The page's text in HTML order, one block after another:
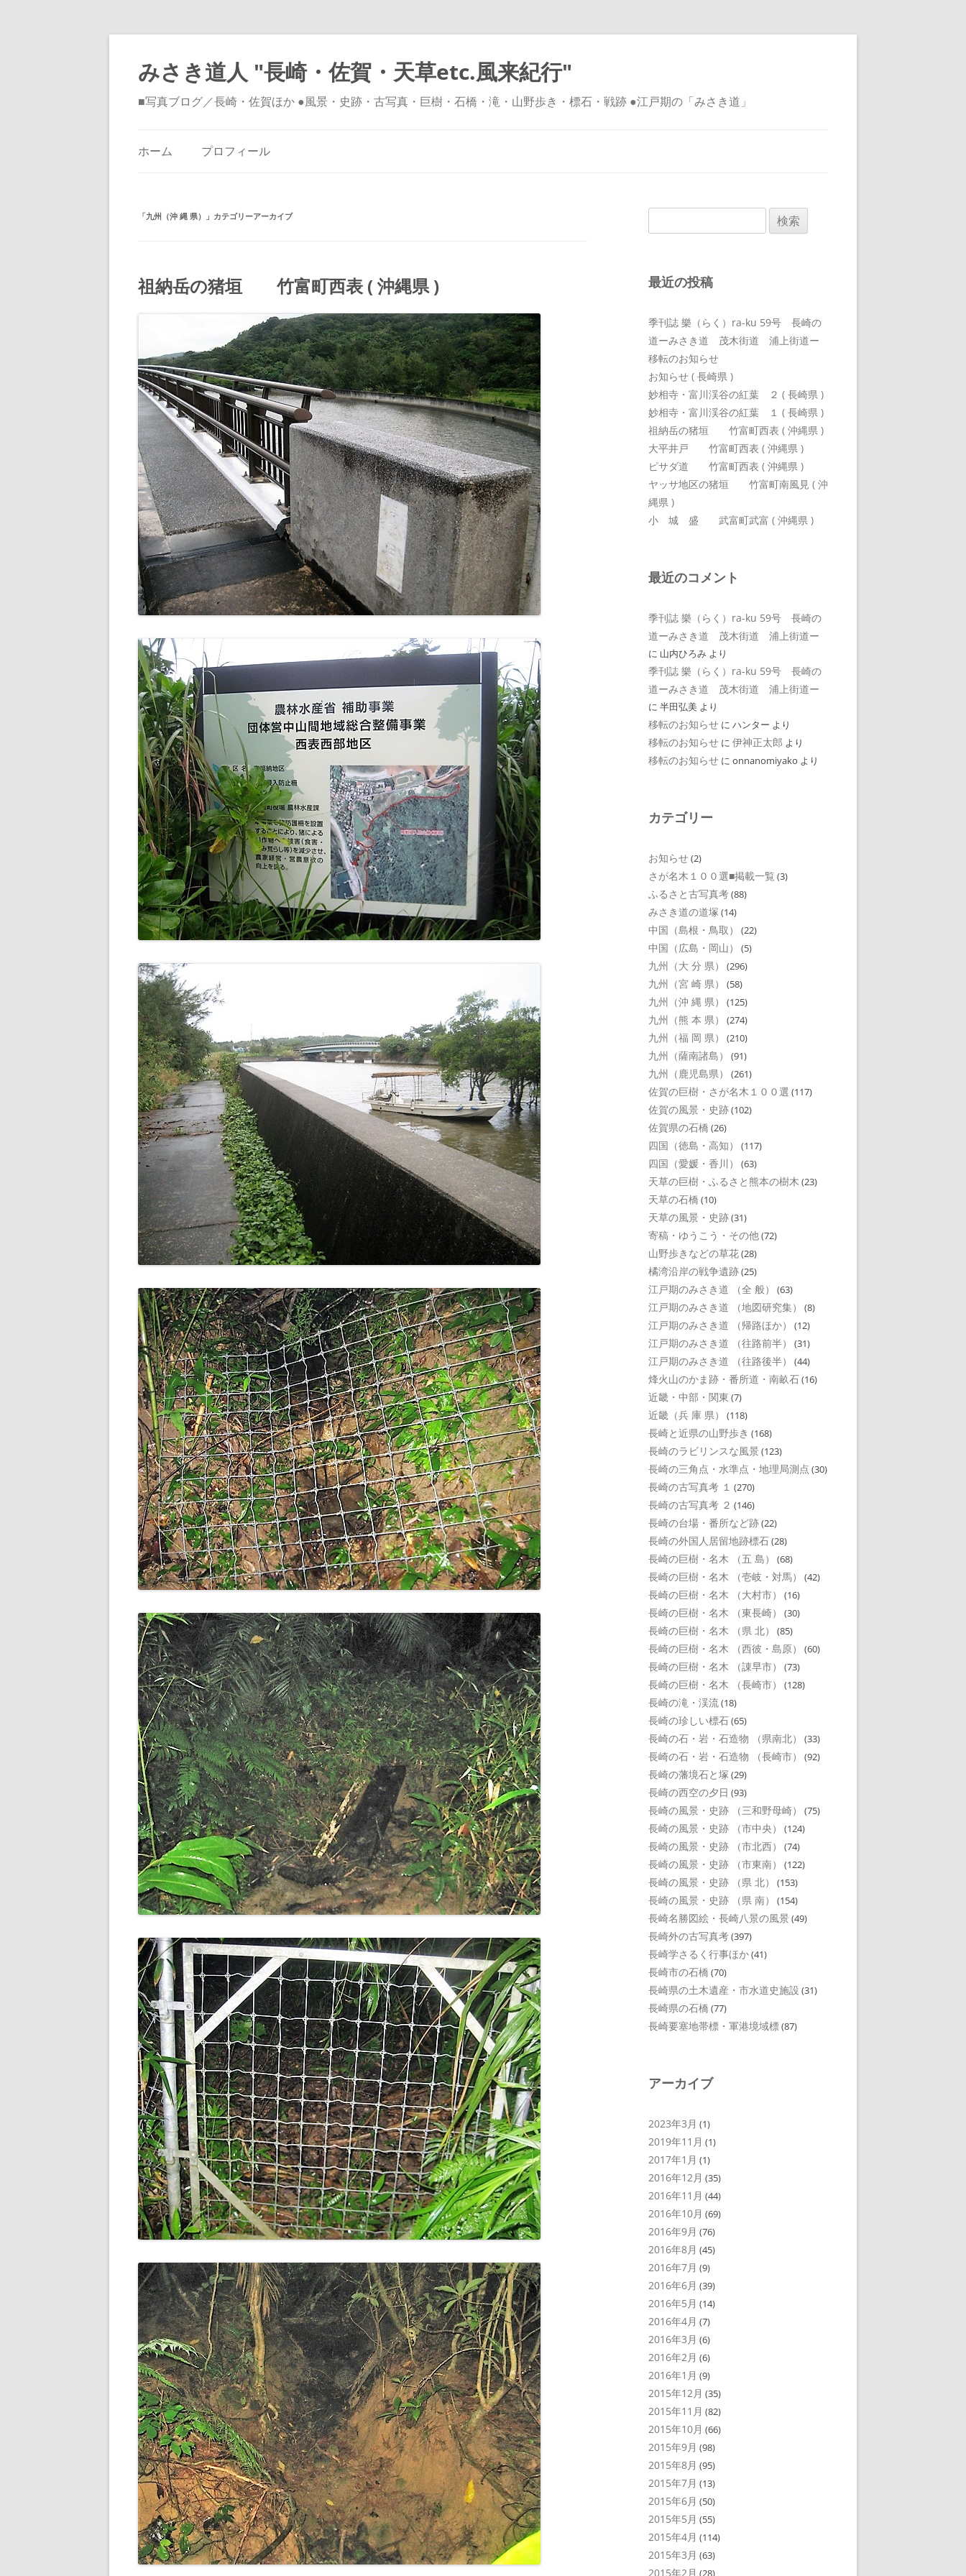
みさき道人 "長崎・佐賀・天草etc.風来紀行"
■写真ブログ／長崎・佐賀ほか ●風景・史跡・古写真・巨樹・石橋・滝・山野歩き・標石・戦跡 ●江戸期の「みさき道」
ホーム プロフィール
「九州（沖 縄 県） 」カテゴリーアーカイブ
祖納岳の猪垣 竹富町西表 ( 沖縄県 )
索:
最近の投稿
季刊誌 樂（らく）ra-ku 59号 長崎の
道ーみさき道 茂木街道 浦上街道ー
移転のお知らせ
お知らせ ( 長崎県 )
妙相寺・富川渓谷の紅葉 ２ ( 長崎県 )
妙相寺・富川渓谷の紅葉 １ ( 長崎県 )
祖納岳の猪垣 竹富町西表 ( 沖縄県 )
大平井戸 竹富町西表 ( 沖縄県 )
ピサダ道 竹富町西表 ( 沖縄県 )
ヤッサ地区の猪垣 竹富町南風見 ( 沖
縄県 )
小 城 盛 武富町武富 ( 沖縄県 )
最近のコメント
季刊誌 樂（らく）ra-ku 59号 長崎の
道ーみさき道 茂木街道 浦上街道ー
に 山内ひろみ より
季刊誌 樂（らく）ra-ku 59号 長崎の
道ーみさき道 茂木街道 浦上街道ー
に 半田弘美 より
移転のお知らせ に ハンター より
移転のお知らせ に 伊神正太郎 より
移転のお知らせ に onnanomiyako より
カテゴリー
お知らせ(2)
さが名木１００選■掲載一覧 (3)
ふるさと古写真考(88)
みさき道の道塚 (14)
中国（島根・鳥取） (22)
中国（広島・岡山） (5)
九州（大 分 県） (296)
九州（宮 崎 県） (58)
九州（沖 縄 県） (125)
九州（熊 本 県） (274)
九州（福 岡 県） (210)
九州（薩南諸島） (91)
九州（鹿児島県） (261)
佐賀の巨樹・さが名木１００選 (117)
佐賀の風景・史跡(102)
佐賀県の石橋 (26)
四国（徳島・高知） (117)
四国（愛媛・香川） (63)
天草の巨樹・ふるさと熊本の樹木 (23)
天草の石橋 (10)
天草の風景・史跡(31)
寄稿・ゆうこう・その他(72)
山野歩きなどの草花(28)
橘湾沿岸の戦争遺跡(25)
江戸期のみさき道 （全 般） (63)
江戸期のみさき道 （地図研究集） (8)
江戸期のみさき道 （帰路ほか） (12)
江戸期のみさき道 （往路前半） (31)
江戸期のみさき道 （往路後半） (44)
烽火山のかま跡・番所道・南畝石(16)
近畿・中部・関東 (7)
近畿（兵 庫 県） (118)
長崎と近県の山野歩き (168)
長崎のラビリンスな風景 (123)
長崎の三角点・水準点・地理局測点 (30)
長崎の古写真考 １ (270)
長崎の古写真考 ２ (146)
長崎の台場・番所など跡(22)
長崎の外国人居留地跡標石(28)
長崎の巨樹・名木 （五 島） (68)
長崎の巨樹・名木 （壱岐・対馬） (42)
長崎の巨樹・名木 （大村市） (16)
長崎の巨樹・名木 （東長崎） (30)
長崎の巨樹・名木 （県 北） (85)
長崎の巨樹・名木 （西彼・島原） (60)
長崎の巨樹・名木 （諌早市） (73)
長崎の巨樹・名木 （長崎市） (128)
長崎の滝・渓流(18)
長崎の珍しい標石(65)
長崎の石・岩・石造物 （県南北） (33)
長崎の石・岩・石造物 （長崎市） (92)
長崎の藩境石と塚 (29)
長崎の西空の夕日 (93)
長崎の風景・史跡 （三和野母崎） (75)
長崎の風景・史跡 （市中央） (124)
長崎の風景・史跡 （市北西） (74)
長崎の風景・史跡 （市東南） (122)
長崎の風景・史跡 （県 北） (153)
長崎の風景・史跡 （県 南） (154)
長崎名勝図絵・長崎八景の風景 (49)
長崎外の古写真考(397)
長崎学さるく行事ほか(41)
長崎市の石橋 (70)
長崎県の土木遺産・市水道史施設 (31)
長崎県の石橋 (77)
長崎要塞地帯標・軍港境域標(87)
アーカイブ
2023年3月 (1)
2019年11月 (1)
2017年1月 (1)
2016年12月 (35)
2016年11月 (44)
2016年10月 (69)
2016年9月 (76)
2016年8月 (45)
2016年7月 (9)
2016年6月 (39)
2016年5月 (14)
2016年4月 (7)
2016年3月 (6)
2016年2月 (6)
2016年1月 (9)
2015年12月 (35)
2015年11月 (82)
2015年10月 (66)
2015年9月 (98)
2015年8月 (95)
2015年7月 (13)
2015年6月 (50)
2015年5月 (55)
2015年4月 (114)
2015年3月 (63)
2015年2月 (28)